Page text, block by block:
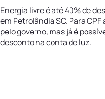
Energia livre é até 40% de
em Petrolândia SC. Para
pelo governo, mas já é
desconto na conta de luz.